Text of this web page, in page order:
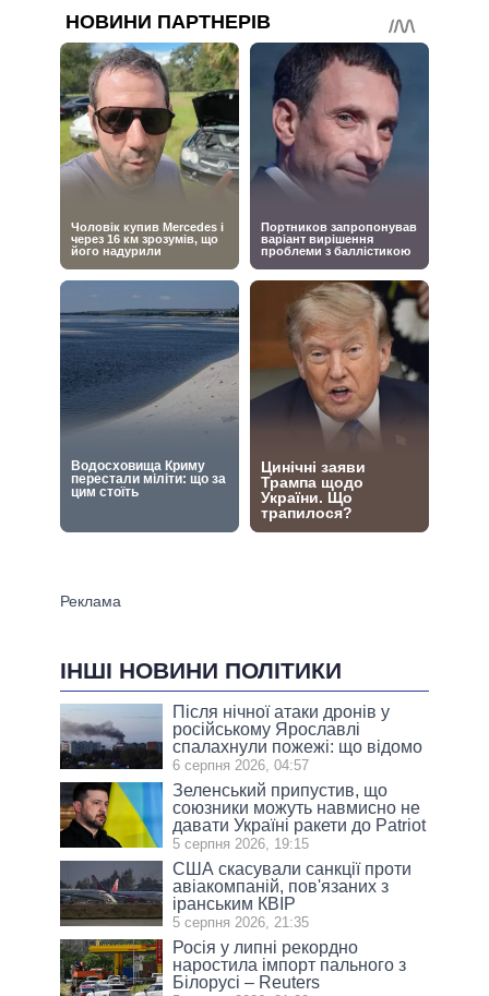
ІНШІ НОВИНИ ПОЛІТИКИ
Після нічної атаки дронів у
російському Ярославлі
спалахнули пожежі: що відомо
6 серпня 2026, 04:57
Зеленський припустив, що
союзники можуть навмисно не
давати Україні ракети до Patriot
5 серпня 2026, 19:15
США скасували санкції проти
авіакомпаній, пов'язаних з
іранським КВІР
5 серпня 2026, 21:35
Росія у липні рекордно
наростила імпорт пального з
Білорусі – Reuters